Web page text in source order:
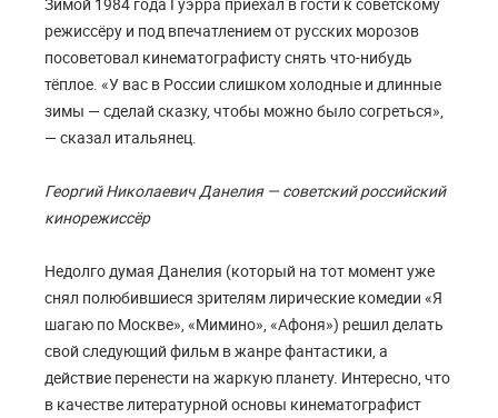
режиссёру и под впечатлением от русских морозов
посоветовал кинематографисту снять что-нибудь
тёплое. «У вас в России слишком холодные и длинные
зимы — сделай сказку, чтобы можно было согреться»,
— сказал итальянец.
Георгий Николаевич Данелия — советский российский
кинорежиссёр
Недолго думая Данелия (который на тот момент уже
снял полюбившиеся зрителям лирические комедии «Я
шагаю по Москве», «Мимино», «Афоня») решил делать
свой следующий фильм в жанре фантастики, а
действие перенести на жаркую планету. Интересно, что
в качестве литературной основы кинематографист